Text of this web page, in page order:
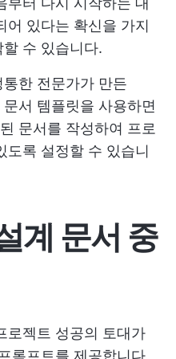
어 있다는 확신을 가지
수 있습니다.
한 전문가가 만든
서 템플릿을 사용하면
문서를 작성하여 프로
도록 설정할 수 있습니
계 문서 중
로젝트 성공의 토대가
롬프트를 제공합니다